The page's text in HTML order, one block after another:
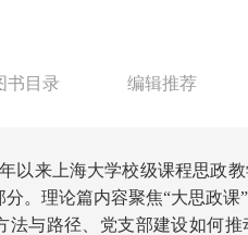
书目录 编辑推荐
以来上海大学校级课程思政
。理论篇内容聚焦“大思政
法与路径、党支部建设如何